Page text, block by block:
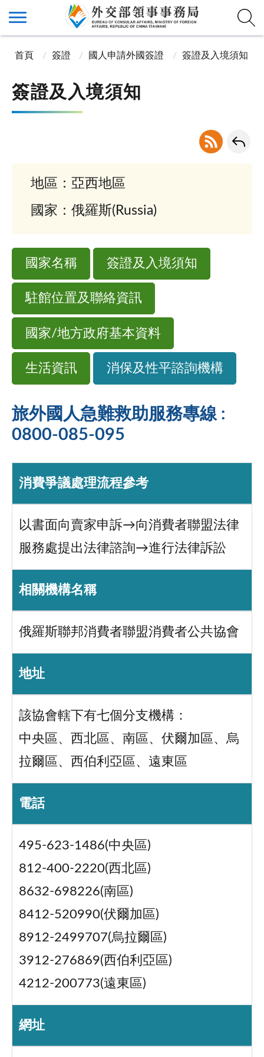
首頁 簽證 國人申請外國簽證 簽證及入境須知
簽證及入境須知
地區：亞西地區
國家：俄羅斯(Russia)
國家名稱 簽證及入境須知
駐館位置及聯絡資訊
國家/地方政府基本資料
生活資訊 消保及性平諮詢機構
旅外國人急難救助服務專線 :
0800-085-095
消費爭議處理流程參考
以書面向賣家申訴→向消費者聯盟法律
服務處提出法律諮詢→進行法律訴訟
相關機構名稱
俄羅斯聯邦消費者聯盟消費者公共協會
地址
該協會轄下有七個分支機構：
中央區、西北區、南區、伏爾加區、烏
拉爾區、西伯利亞區、遠東區
電話
495-623-1486(中央區)
812-400-2220(西北區)
8632-698226(南區)
8412-520990(伏爾加區)
8912-2499707(烏拉爾區)
3912-276869(西伯利亞區)
4212-200773(遠東區)
網址